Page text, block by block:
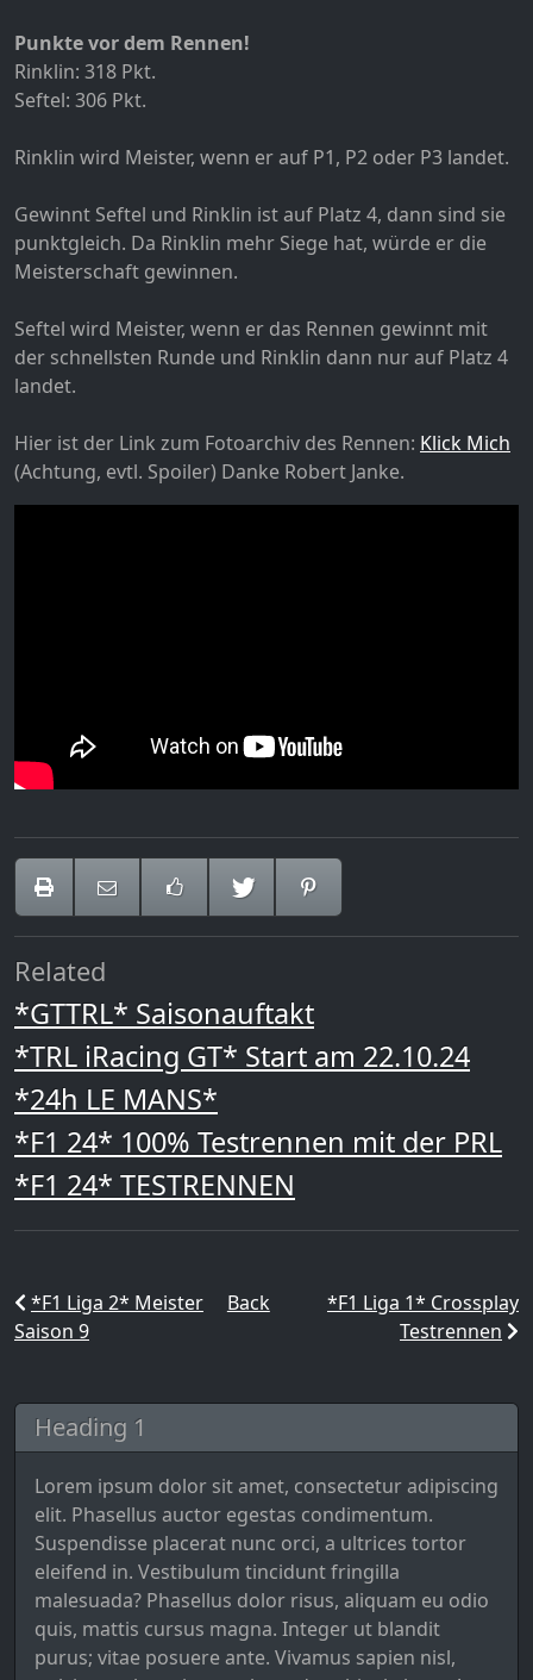
Punkte vor dem Rennen!
Rinklin: 318 Pkt.
Seftel: 306 Pkt.
Rinklin wird Meister, wenn er auf P1, P2 oder P3 landet.
Gewinnt Seftel und Rinklin ist auf Platz 4, dann sind sie
punktgleich. Da Rinklin mehr Siege hat, würde er die
Meisterschaft gewinnen.
Seftel wird Meister, wenn er das Rennen gewinnt mit
der schnellsten Runde und Rinklin dann nur auf Platz 4
landet.
Hier ist der Link zum Fotoarchiv des Rennen: Klick Mich
(Achtung, evtl. Spoiler) Danke Robert Janke.
Related
*GTTRL* Saisonauftakt
*TRL iRacing GT* Start am 22.10.24
*24h LE MANS*
*F1 24* 100% Testrennen mit der PRL
*F1 24* TESTRENNEN
*F1 Liga 2* Meister
Saison 9
Back
*F1 Liga 1* Crossplay
Testrennen
Heading 1
Lorem ipsum dolor sit amet, consectetur adipiscing
elit. Phasellus auctor egestas condimentum.
Suspendisse placerat nunc orci, a ultrices tortor
eleifend in. Vestibulum tincidunt fringilla
malesuada? Phasellus dolor risus, aliquam eu odio
quis, mattis cursus magna. Integer ut blandit
purus; vitae posuere ante. Vivamus sapien nisl,